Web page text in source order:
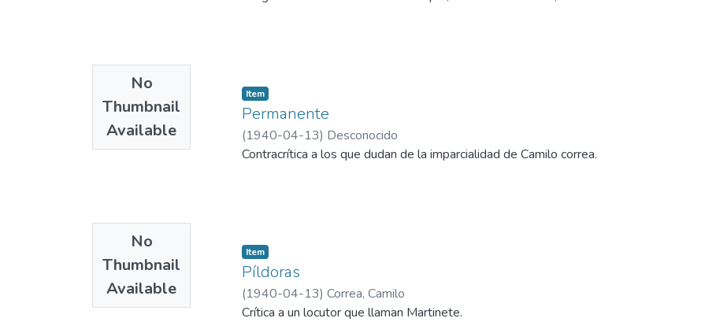
No
Thumbnail
Available
No
Thumbnail
Available
Item
Permanente
(1940-04-13) Desconocido
Contracrítica a los que dudan de la imparcialidad de Camilo correa.
Item
Píldoras
(1940-04-13) Correa, Camilo
Crítica a un locutor que llaman Martinete.